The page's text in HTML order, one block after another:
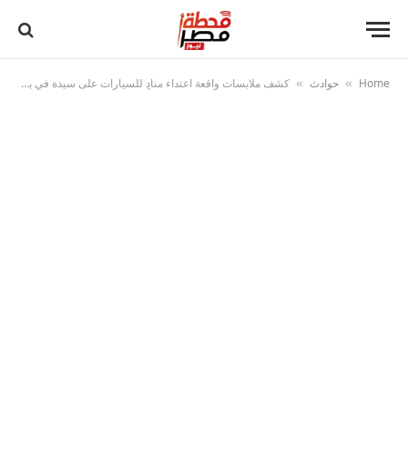
Home
» حوادث » كشف ملابسات واقعة اعتداء منادٍ للسيارات على سيدة في بني سويف وضبط المتهم